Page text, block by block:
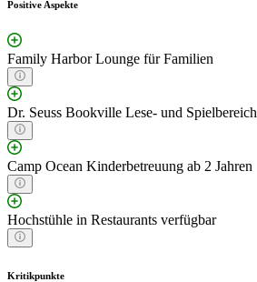
Positive Aspekte
Family Harbor Lounge für Familien
Dr. Seuss Bookville Lese- und Spielbereich
Camp Ocean Kinderbetreuung ab 2 Jahren
Hochstühle in Restaurants verfügbar
Kritikpunkte